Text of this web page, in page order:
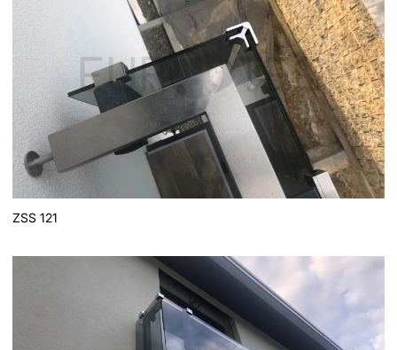
ZSS 121